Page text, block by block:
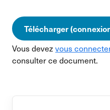
Télécharger
Vous devez vous
consulter ce document.